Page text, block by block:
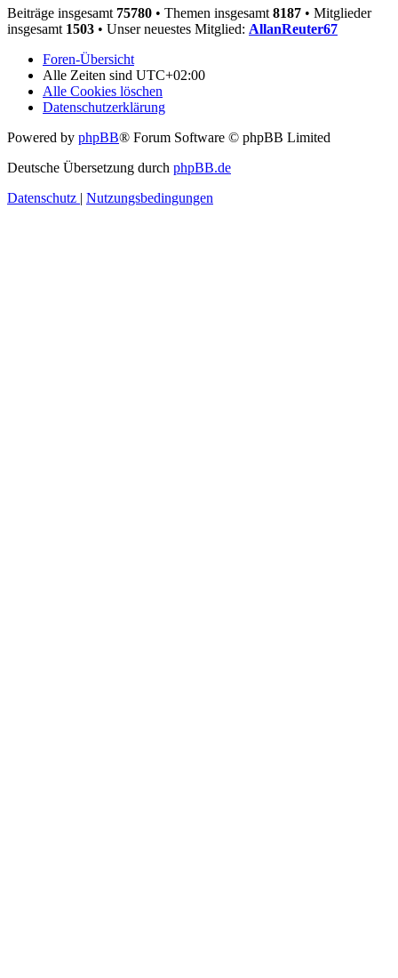
Beiträge insgesamt 75780 • Themen insgesamt 8187 • Mitglieder
insgesamt 1503 • Unser neuestes Mitglied: AllanReuter67
Foren-Übersicht
Alle Zeiten sind UTC+02:00
Alle Cookies löschen
Datenschutzerklärung
Powered by phpBB® Forum Software © phpBB Limited
Deutsche Übersetzung durch phpBB.de
Datenschutz | Nutzungsbedingungen